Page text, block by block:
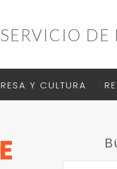
DE
Y CULTURA